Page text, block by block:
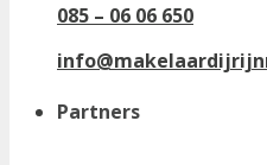
085 – 06 06 650
Partners